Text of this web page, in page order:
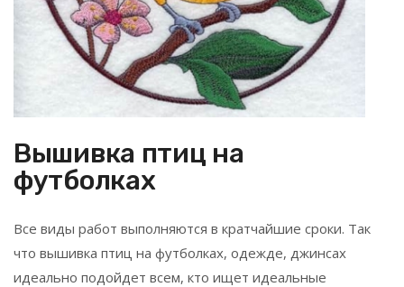
Вышивка птиц на
футболках
Все виды работ выполняются в кратчайшие сроки. Так
что вышивка птиц на футболках, одежде, джинсах
идеально подойдет всем, кто ищет идеальные